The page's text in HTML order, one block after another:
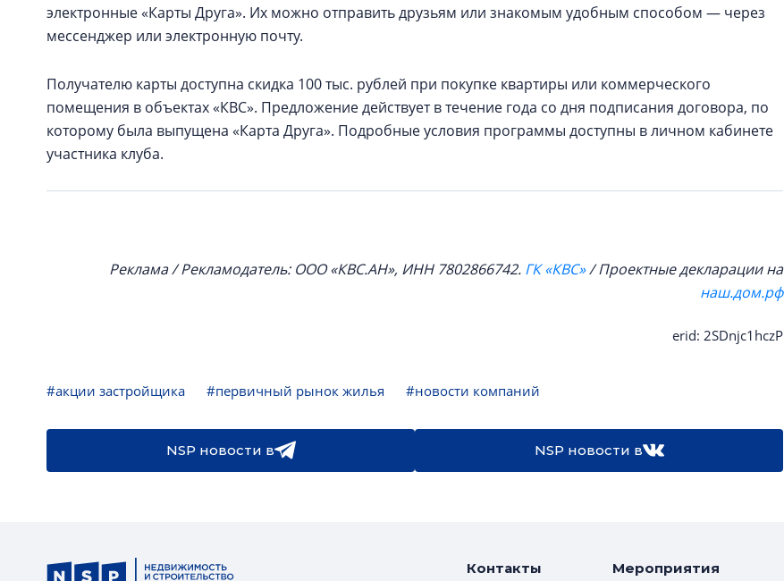
электронные «Карты Друга». Их можно отправить друзьям или знакомым удобным способом — через
мессенджер или электронную почту.
Получателю карты доступна скидка 100 тыс. рублей при покупке квартиры или коммерческого
помещения в объектах «КВС». Предложение действует в течение года со дня подписания договора, по
которому была выпущена «Карта Друга». Подробные условия программы доступны в личном кабинете
участника клуба.
Реклама / Рекламодатель: ООО «КВС.АН», ИНН 7802866742. ГК «КВС»/ Проектные декларации на
наш.дом.рф
erid: 2SDnjc1hczP
#акции застройщика #первичный рынок жилья #новости компаний
NSP новости в NSP новости в
Контакты Мероприятия